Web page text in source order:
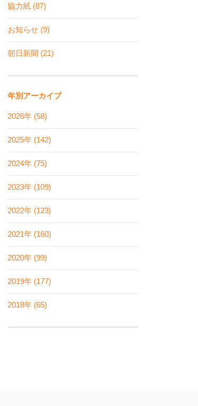
協力紙 (87)
お知らせ (9)
朝日新聞 (21)
年別アーカイブ
2026年 (58)
2025年 (142)
2024年 (75)
2023年 (109)
2022年 (123)
2021年 (160)
2020年 (99)
2019年 (177)
2018年 (65)